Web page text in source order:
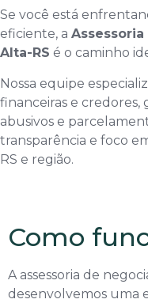
Se você está
eficiente, a
Alta-RS é o caminho
Nossa equipe
financeiras e credores,
abusivos e
transparência e foco
RS e região.
Como
A assessoria de
desenvolvemos uma